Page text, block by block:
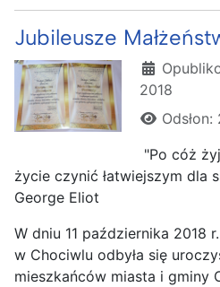
Jubileusze
Szczegóły
2018
"Po cóż
życie czynić łatwiejszym dla
George Eliot
W dniu 11 października 2018
w Chociwlu odbyła się
mieszkańców miasta i gminy